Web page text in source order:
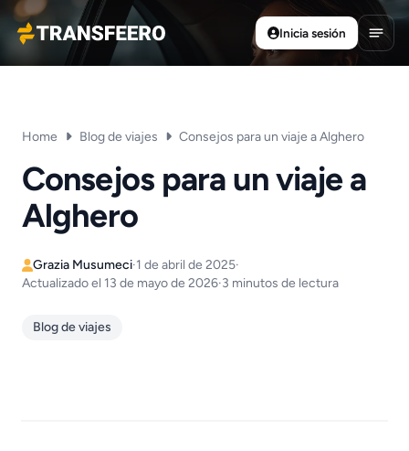
Transfeero
Inicia sesión
Home Blog de viajes Consejos para un viaje a Alghero
Consejos para un viaje a
Alghero
Grazia Musumeci·1 de abril de 2025·
Actualizado el 13 de mayo de 2026·3 minutos de lectura
Blog de viajes